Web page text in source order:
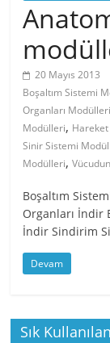
20 Mayıs 2013
Boşaltım Sistemi
Organları Modülleri
Modülleri,
Sinir Sistemi
Modülleri,
Boşaltım
Organları İndir
İndir Sindirim
Devam
Sık